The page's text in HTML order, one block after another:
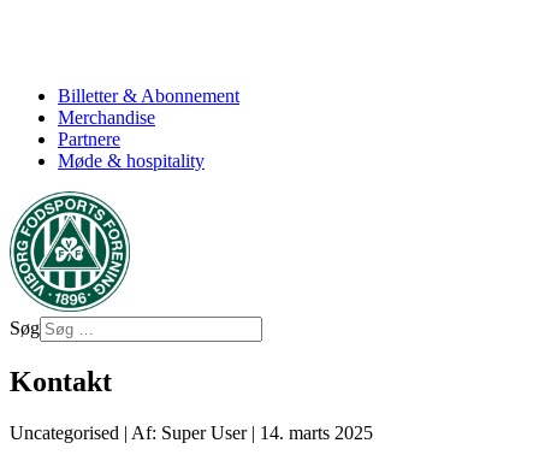
Billetter & Abonnement
Merchandise
Partnere
Møde & hospitality
Søg
Kontakt
Uncategorised | Af: Super User | 14. marts 2025